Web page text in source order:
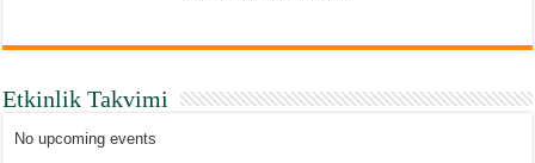
Etkinlik Takvimi
No upcoming events